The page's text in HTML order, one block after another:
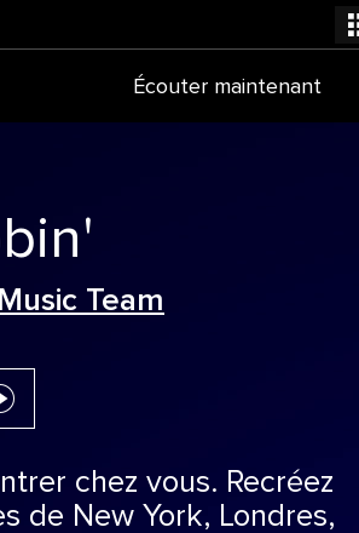
Team
chez vous. Recréez
de New York, Londres,
Écouter maintenant